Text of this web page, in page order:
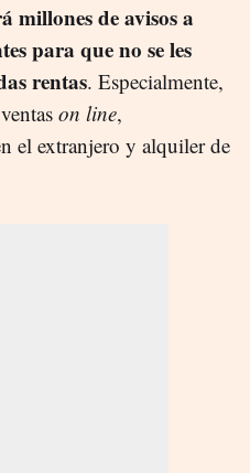
millones de avisos a
para que no se les
rentas. Especialmente,
on line,
el extranjero y alquiler de